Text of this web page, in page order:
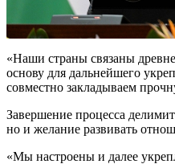
«Наши страны связаны
основу для дальнейшего
совместно закладываем
Завершение процесса
но и желание развивать
«Мы настроены и далее